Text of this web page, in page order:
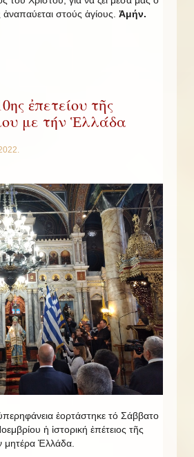
στούς ἁγίους. Ἀμήν.
ἐπετείου τῆς
με τήν Ἑλλάδα
.
ἑορτάστηκε τό Σάββατο
ἡ ἱστορική ἐπέτειος τῆς
μητέρα Ἑλλάδα.